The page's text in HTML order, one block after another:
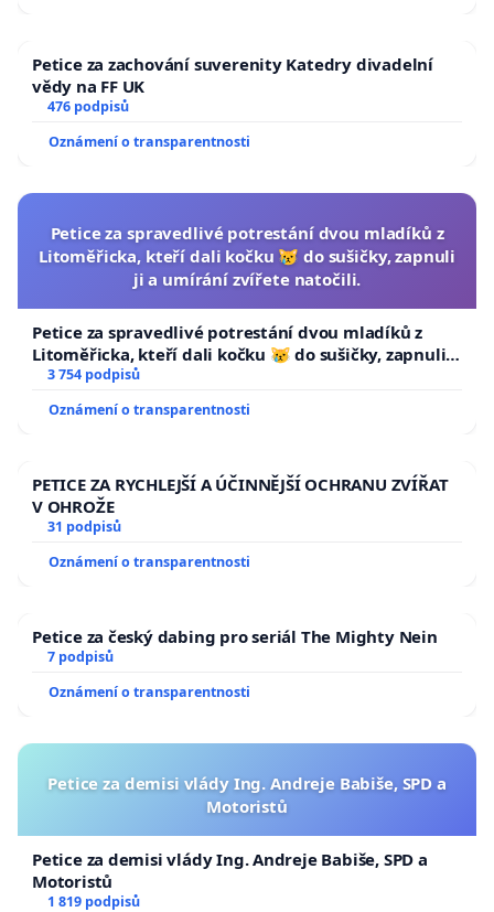
Petice za zachování suverenity Katedry divadelní
vědy na FF UK
476 podpisů
Oznámení o transparentnosti
Petice za spravedlivé potrestání dvou mladíků z
Litoměřicka, kteří dali kočku 😿 do sušičky, zapnuli
ji a umírání zvířete natočili.
Petice za spravedlivé potrestání dvou mladíků z
Litoměřicka, kteří dali kočku 😿 do sušičky, zapnuli ji
a umírání zvířete natočili.
3 754 podpisů
Oznámení o transparentnosti
PETICE ZA RYCHLEJŠÍ A ÚČINNĚJŠÍ OCHRANU ZVÍŘAT
V OHROŽE
31 podpisů
Oznámení o transparentnosti
Petice za český dabing pro seriál The Mighty Nein
7 podpisů
Oznámení o transparentnosti
Petice za demisi vlády Ing. Andreje Babiše, SPD a
Motoristů
Petice za demisi vlády Ing. Andreje Babiše, SPD a
Motoristů
1 819 podpisů